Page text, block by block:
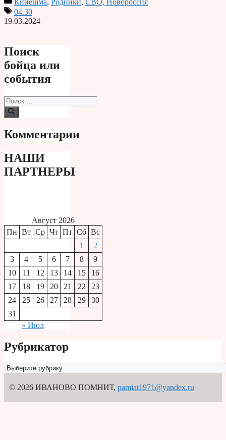
Print
04.30
19.03.2024
Поиск
бойца или
события
Поиск:
Комментарии
НАШИ
ПАРТНЕРЫ
Август 2026
Пн Вт Ср Чт Пт Сб Вс
1
2
3
4 5 6 7 8
9
10
11 12 13 14 15
16
17
18 19 20 21 22
23
24
25 26 27 28 29
30
31
« Июл
Рубрикатор
Рубрикатор
© 2026 ИВАНОВО ПОМНИТ, pamiat1971@yandex.ru